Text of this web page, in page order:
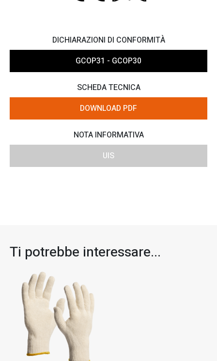
DICHIARAZIONI DI CONFORMITÀ
GCOP31 - GCOP30
SCHEDA TECNICA
DOWNLOAD PDF
NOTA INFORMATIVA
UIS
Ti potrebbe interessare...​